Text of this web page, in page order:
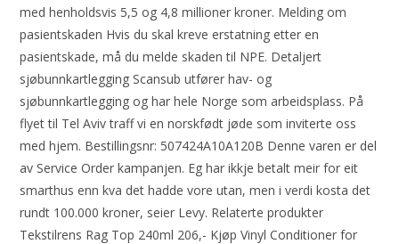
med henholdsvis 5,5 og 4,8 millioner kroner. Melding om
pasientskaden Hvis du skal kreve erstatning etter en
pasientskade, må du melde skaden til NPE. Detaljert
sjøbunnkartlegging Scansub utfører hav- og
sjøbunnkartlegging og har hele Norge som arbeidsplass. På
flyet til Tel Aviv traff vi en norskfødt jøde som inviterte oss
med hjem. Bestillingsnr: 507424A10A120B Denne varen er del
av Service Order kampanjen. Eg har ikkje betalt meir for eit
smarthus enn kva det hadde vore utan, men i verdi kosta det
rundt 100.000 kroner, seier Levy. Relaterte produkter
Tekstilrens Rag Top 240ml 206,- Kjøp Vinyl Conditioner for